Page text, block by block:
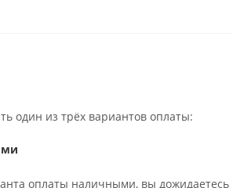
один из трёх вариантов оплаты:
оплаты наличными, вы дожидаетесь